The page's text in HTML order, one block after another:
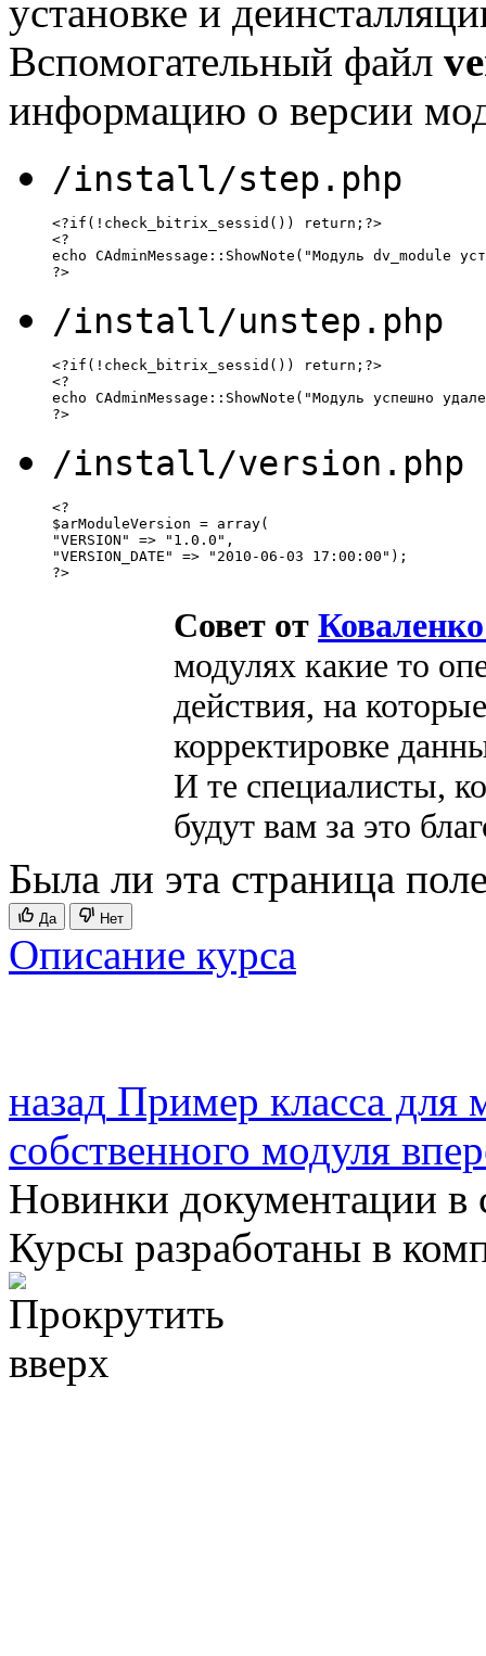
установке и
Вспомогательный файл
информацию о версии
/install/step.php
<?if(!check_bitrix_sessid()) return;?>
<?
echo CAdminMessage::ShowNote("Модуль dv_module
?>
/install/unstep.php
<?if(!check_bitrix_sessid()) return;?>
<?
echo CAdminMessage::ShowNote("Модуль успешно
?>
/install/version.php
<?
$arModuleVersion = array(
"VERSION" => "1.0.0",
"VERSION_DATE" => "2010-06-03 17:00:00");
?>
Совет от
модулях какие то
действия, на
корректировке
И те специалисты,
будут вам за это
Была ли эта страница
Да Нет
Описание курса
назад Пример класса для
собственного модуля
Новинки документации в
Курсы разработаны в